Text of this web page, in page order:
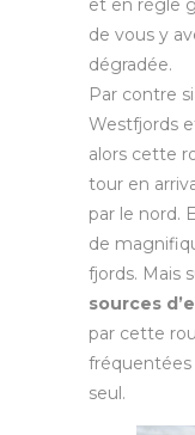
de vous y
dégradée.
Par contre
Westfjords
alors cette
tour en
par le nord.
de
fjords. Mais
sources
par cette
fréquentées
seul.